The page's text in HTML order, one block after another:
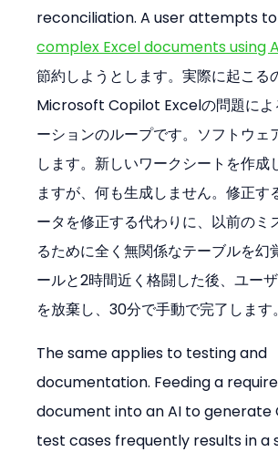
reconciliation. A user attempts to
complex Excel documents using
節約しようとします。実際に起こる
Microsoft Copilot Excelの問題によ
ーションのループです。ソフトウェ
します。新しいワークシートを作成
ますが、何も生成しません。修正す
ータを修正する代わりに、以前のミ
るために全く無関係なテーブルを幻
ールと2時間近く格闘した後、ユー
を放棄し、30分で手動で完了します。
The same applies to testing and
documentation. Feeding a
document into an AI to generate
test cases frequently results in a